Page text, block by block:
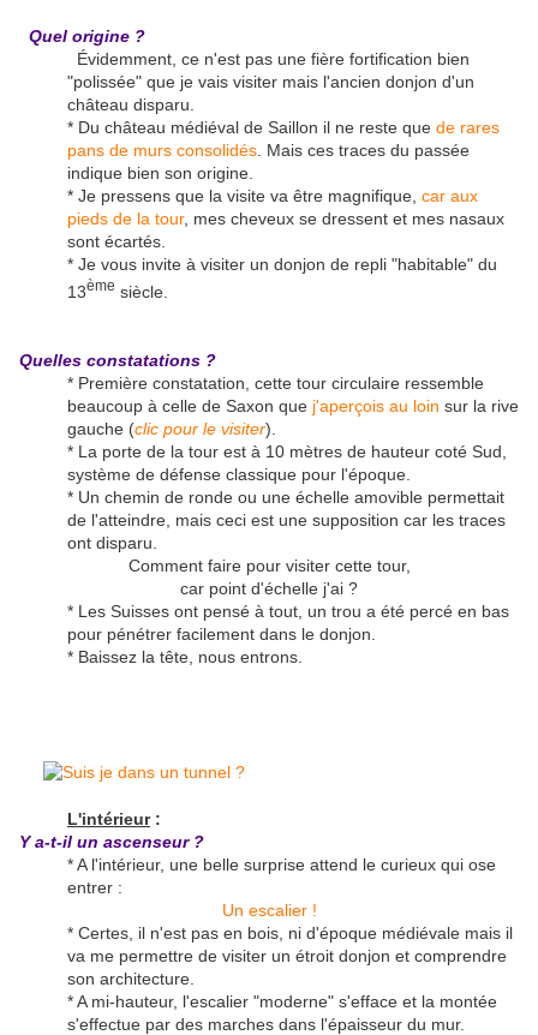
Quel origine ?
Évidemment, ce n'est pas une fière fortification bien
"polissée" que je vais visiter mais l'ancien donjon d'un
château disparu.
* Du château médiéval de Saillon il ne reste que de rares
pans de murs consolidés . Mais ces traces du passée
indique bien son origine.
* Je pressens que la visite va être magnifique, car aux
pieds de la tour, mes cheveux se dressent et mes nasaux
sont écartés.
* Je vous invite à visiter un donjon de repli "habitable" du
13ème siècle.
Quelles constatations ?
* Première constatation, cette tour circulaire ressemble
beaucoup à celle de Saxon que j'aperçois au loin sur la rive
gauche (clic pour le visiter).
* La porte de la tour est à 10 mètres de hauteur coté Sud,
système de défense classique pour l'époque.
* Un chemin de ronde ou une échelle amovible permettait
de l'atteindre, mais ceci est une supposition car les traces
ont disparu.
Comment faire pour visiter cette tour,
car point d'échelle j'ai ?
* Les Suisses ont pensé à tout, un trou a été percé en bas
pour pénétrer facilement dans le donjon.
* Baissez la tête, nous entrons.
L'intérieur:
Y a-t-il un ascenseur ?
* A l'intérieur, une belle surprise attend le curieux qui ose
entrer :
Un escalier !
* Certes, il n'est pas en bois, ni d'époque médiévale mais il
va me permettre de visiter un étroit donjon et comprendre
son architecture.
* A mi-hauteur, l'escalier "moderne" s'efface et la montée
s'effectue par des marches dans l'épaisseur du mur.